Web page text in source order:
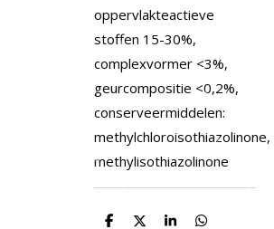
oppervlakteactieve
stoffen 15-30%,
complexvormer <3%,
geurcompositie <0,2%,
conserveermiddelen:
methylchloroisothiazolinone,
methylisothiazolinone
D D S D